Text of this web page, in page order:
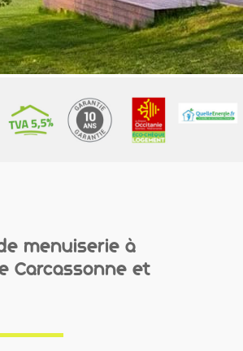
menuiserie à
Carcassonne et